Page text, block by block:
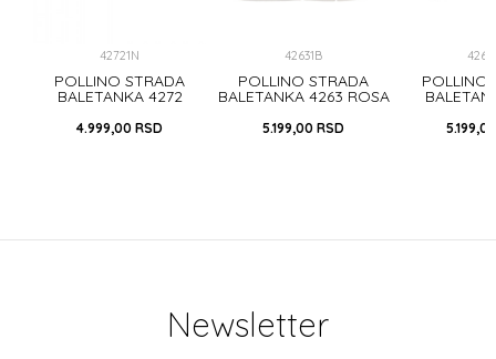
42721N
POLLINO STRADA
BALETANKA 4272
4.999,00 RSD
42631B
POLLINO STRADA
BALETANKA 4263 ROSA
5.199,00 RSD
POLLINO
5.199,00
Newsletter